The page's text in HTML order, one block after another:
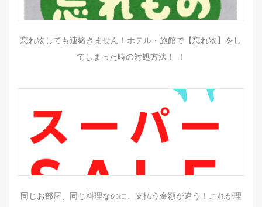
忘れ物しても連絡きません！ホテル・旅館で【忘れ物】をし
てしまった時の対処方法！ ！
同じお部屋、同じ料理なのに、支払う金額が違う！これが理